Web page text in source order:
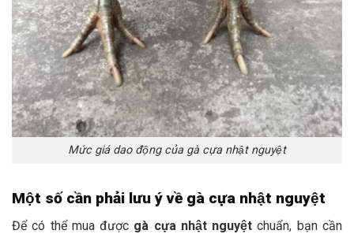
Mức giá dao động của gà cựa nhật nguyệt
Một số cần phải lưu ý về gà cựa nhật nguyệt
Để có thể mua được gà cựa nhật nguyệt chuẩn, bạn cần